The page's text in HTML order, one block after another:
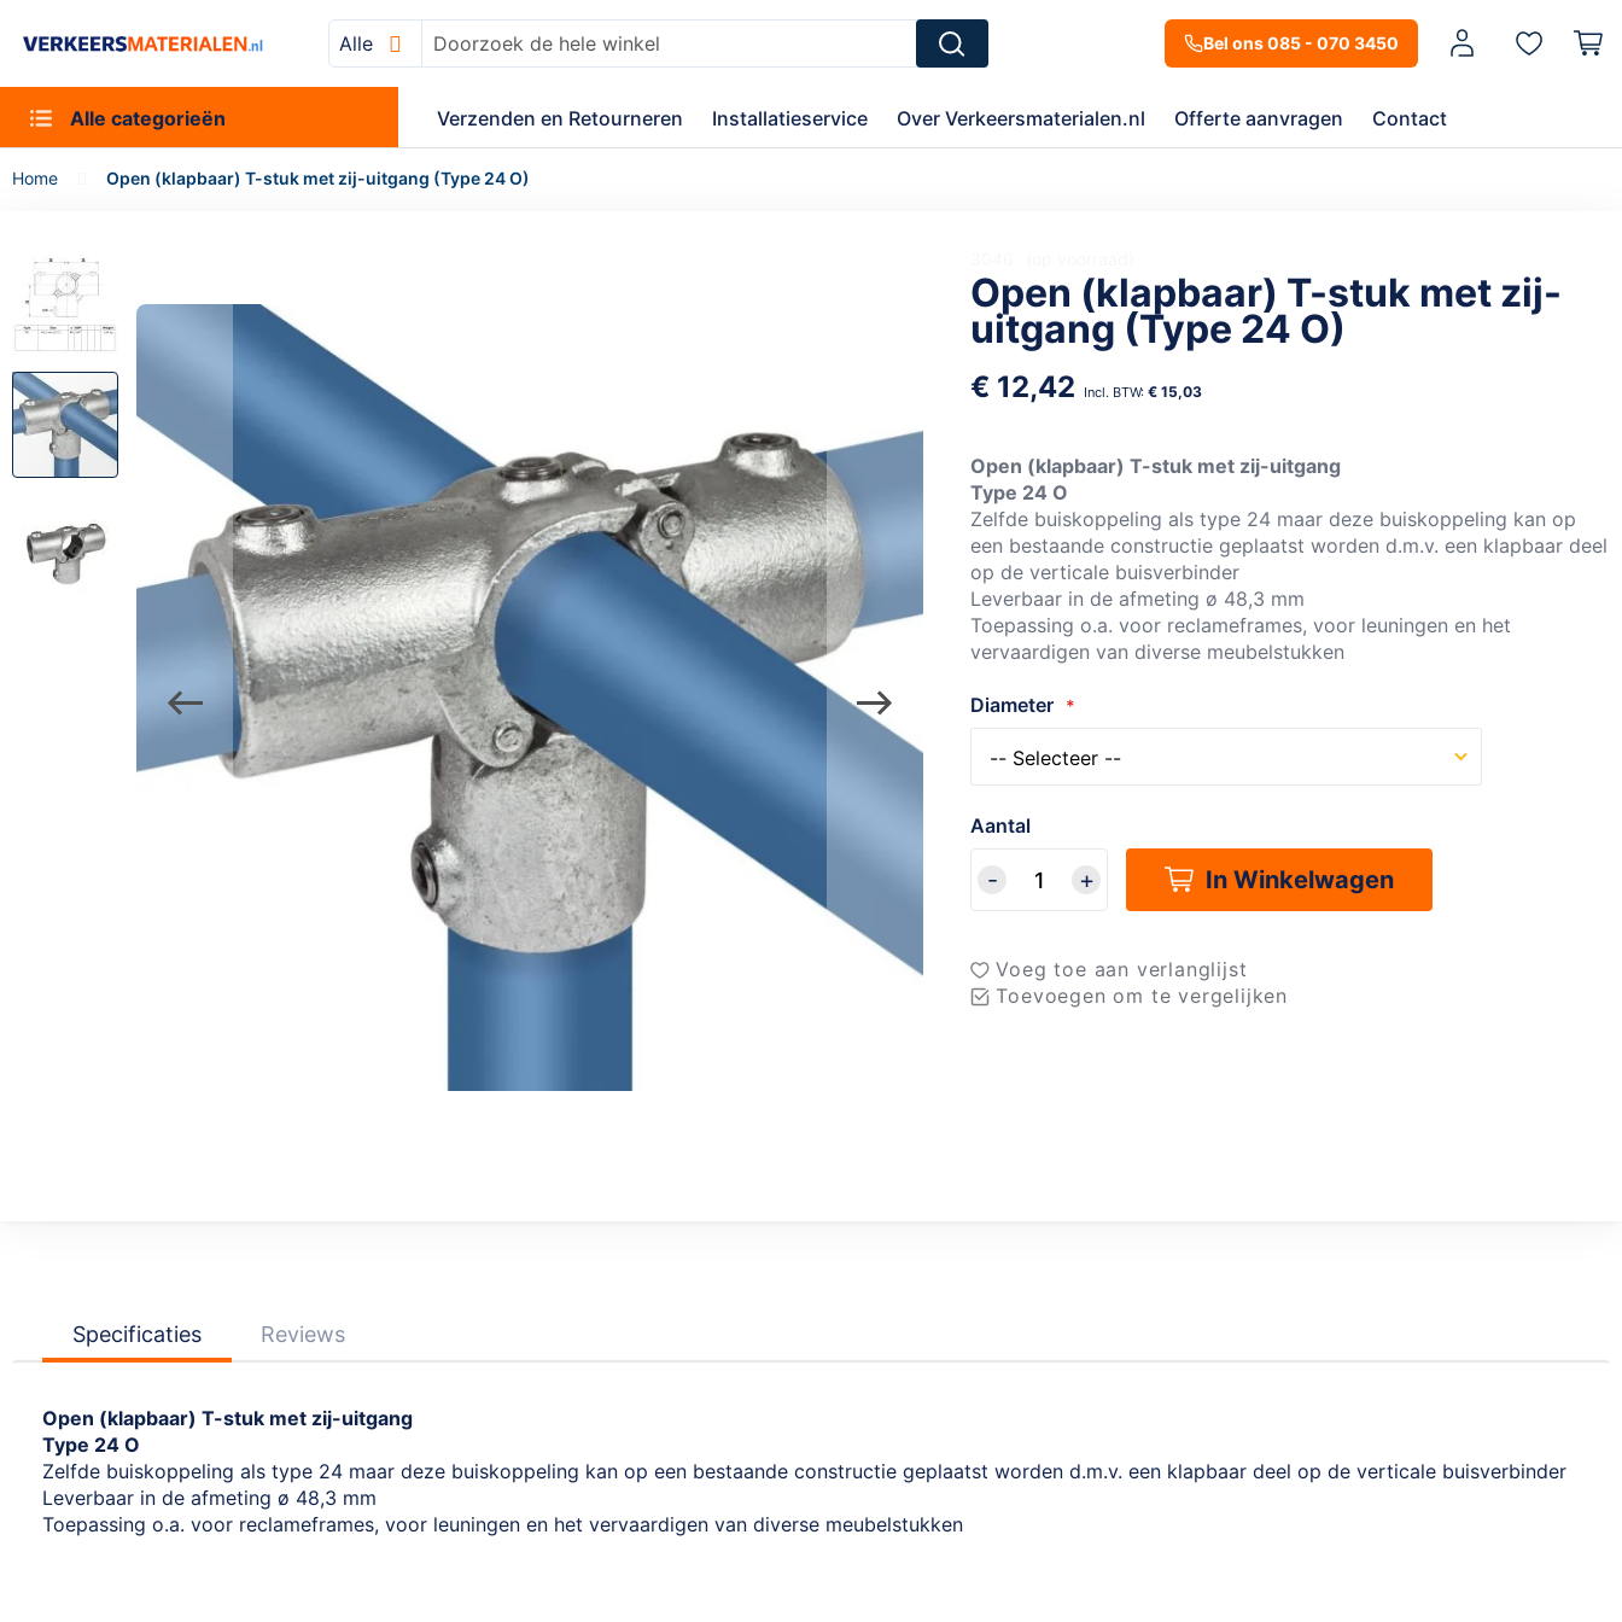
Bel ons 085 - 070 3450 Mijn account
Alle Zoek
Alle categorieën Verzenden en Retourneren Installatieservice Over Verkeersmaterialen.nl Offerte aanvragen Contact
Home Open (klapbaar) T-stuk met zij-uitgang (Type 24 O)
Open (klapbaar) T-stuk met zij-
uitgang (Type 24 O)
€ 12,42 € 15,03
Open (klapbaar) T-stuk met zij-uitgang
Type 24 O
Zelfde buiskoppeling als type 24 maar deze buiskoppeling kan op
een bestaande constructie geplaatst worden d.m.v. een klapbaar deel
op de verticale buisverbinder
Leverbaar in de afmeting ø 48,3 mm
Toepassing o.a. voor reclameframes, voor leuningen en het
vervaardigen van diverse meubelstukken
Diameter
Aantal
In Winkelwagen
Voeg toe aan verlanglijst
Toevoegen om te vergelijken
Ga
naar
het
einde
de
afbeeldingen-
gallerij
afbeeldingen-
gallerij
Specificaties Reviews
Open (klapbaar) T-stuk met zij-uitgang
Type 24 O
Zelfde buiskoppeling als type 24 maar deze buiskoppeling kan op een bestaande constructie geplaatst worden d.m.v. een klapbaar deel op de verticale buisverbinder
Leverbaar in de afmeting ø 48,3 mm
Toepassing o.a. voor reclameframes, voor leuningen en het vervaardigen van diverse meubelstukken